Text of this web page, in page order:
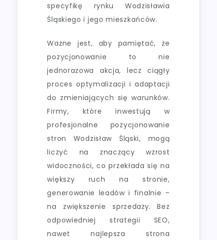
specyfikę rynku Wodzisławia
Śląskiego i jego mieszkańców.
Ważne jest, aby pamiętać, że
pozycjonowanie to nie
jednorazowa akcja, lecz ciągły
proces optymalizacji i adaptacji
do zmieniających się warunków.
Firmy, które inwestują w
profesjonalne pozycjonowanie
stron Wodzisław Śląski, mogą
liczyć na znaczący wzrost
widoczności, co przekłada się na
większy ruch na stronie,
generowanie leadów i finalnie –
na zwiększenie sprzedaży. Bez
odpowiedniej strategii SEO,
nawet najlepsza strona